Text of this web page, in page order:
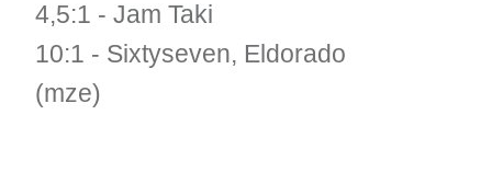
4,5:1 - Jam Taki
10:1 - Sixtyseven, Eldorado
(mze)